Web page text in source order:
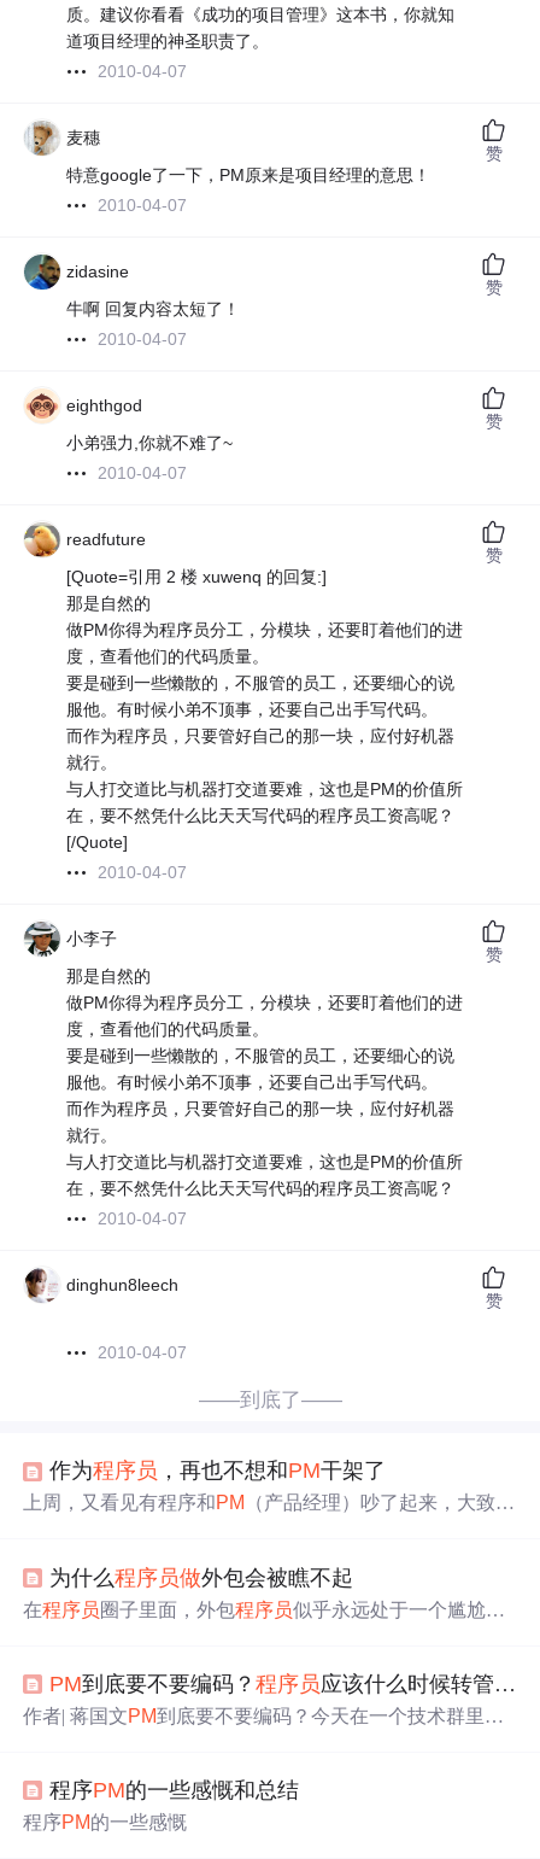
质。建议你看看《成功的项目管理》这本书，你就知
道项目经理的神圣职责了。
2010-04-07
麦穗
特意google了一下，PM原来是项目经理的意思！
2010-04-07
赞
zidasine
牛啊 回复内容太短了！
2010-04-07
赞
eighthgod
小弟强力,你就不难了~
2010-04-07
赞
readfuture
[Quote=引 用 2 楼 xuwenq 的回复:]
那是自然的
做PM你得为程序员分工，分模块，还要盯着他们的进
度，查看他们的代码质量。
要是碰到一些懒散的，不服管的员工，还要细心的说
服他。有时候小弟不顶事，还要自己出手写代码。
而作为程序员，只要管好自己的那一块，应付好机器
就行。
与人打交道比与机器打交道要难，这也是PM的价值所
在，要不然凭什么比天天写代码的程序员工资高呢？
[/Quote]
2010-04-07
赞
小李子
那是自然的
做PM你得为程序员分工，分模块，还要盯着他们的进
度，查看他们的代码质量。
要是碰到一些懒散的，不服管的员工，还要细心的说
服他。有时候小弟不顶事，还要自己出手写代码。
而作为程序员，只要管好自己的那一块，应付好机器
就行。
与人打交道比与机器打交道要难，这也是PM的价值所
在，要不然凭什么比天天写代码的程序员工资高呢？
2010-04-07
赞
dinghun8leech
2010-04-07
赞
——到底了——
作为程序员 ，再也不想和PM干架了
上周，又看见有程序和PM
（产品经理）吵了起来，大致是
不合就发飙了，最终还是程序老大介入才解决了问题。 程
序和PM的最大矛盾应该就是需求：提需求、改需求。 但
或大或小的原因有过争执（还好，没有打...
为什么程序员做外包会被瞧不起
在程序员圈子里面，外包程序员似乎永远处于一个尴尬的
包
程序员 ，我身边也有从外包进一线互联网企业的例子，
外包公司一般是中途培训上岗或者转行的，其实不管是不
2． 想节约成本。 3． 项目为短期项目。 外包对于非计机
系、培训转行、自学编程的
板。
外包没前途。 有好的机会别来。比如说你
PM到底要不要编码？程序员应该什么时候转管理岗？
作者| 蒋国文PM到底要不要编码？今天在一个技术群里看
家的认同，引起了很大反响，先整理出来与大家共勉。首
先，PM是一个专业岗位，美国专门有个认证叫
程序PM的一些感慨和总结
程序PM的一些感慨